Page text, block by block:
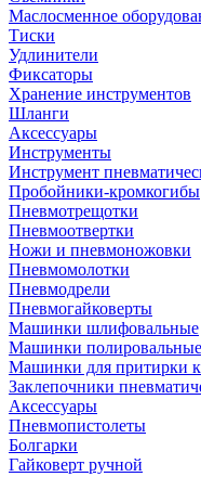
Маслосменное
Тиски
Удлинители
Фиксаторы
Хранение инструментов
Шланги
Аксессуары
Инструменты
Инструмент
Пробойники-кромкогибы
Пневмотрещотки
Пневмоотвертки
Ножи и пневмоножовки
Пневмомолотки
Пневмодрели
Пневмогайковерты
Машинки шлифовальные
Машинки полировальные
Машинки для притирки
Заклепочники
Аксессуары
Пневмопистолеты
Болгарки
Гайковерт ручной